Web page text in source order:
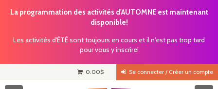
La programmation des activités d'AUTOMNE est maintenant
disponible!
Les activités d'ÉTÉ sont toujours en cours et il n'est pas trop tard
pour vous y inscrire!
Se connecter / Créer un compte
0.00$